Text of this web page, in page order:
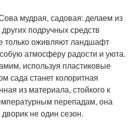
мудрая, садовая: делаем из
подручных средств
только оживляют ландшафт
атмосферу радости и уюта.
используя пластиковые
сада станет колоритная
из материала, стойкого к
перепадам, она
не один сезон.